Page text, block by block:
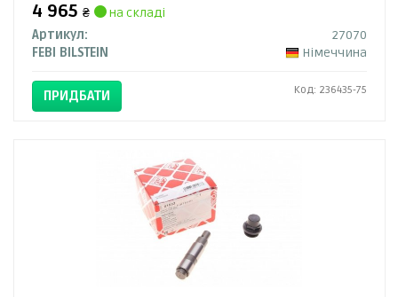
4 965 ₴
на складі
Артикул:
27070
FEBI BILSTEIN
Німеччина
ПРИДБАТИ Код: 236435-75